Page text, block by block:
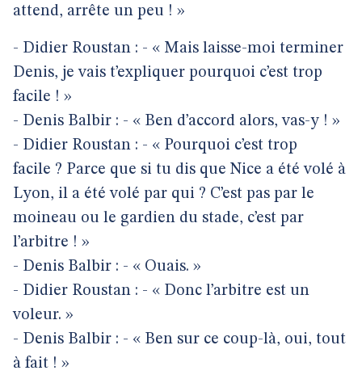
attend, arrête un peu ! »
- Didier Roustan : - « Mais laisse-moi terminer
Denis, je vais t’expliquer pourquoi c’est trop
facile ! »
- Denis Balbir : - « Ben d’accord alors, vas-y ! »
- Didier Roustan : - « Pourquoi c’est trop
facile ? Parce que si tu dis que Nice a été volé à
Lyon, il a été volé par qui ? C’est pas par le
moineau ou le gardien du stade, c’est par
l’arbitre ! »
- Denis Balbir : - « Ouais. »
- Didier Roustan : - « Donc l’arbitre est un
voleur. »
- Denis Balbir : - « Ben sur ce coup-là, oui, tout
à fait ! »